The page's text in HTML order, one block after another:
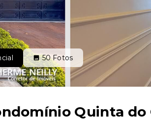
50Fotos
Quinta do